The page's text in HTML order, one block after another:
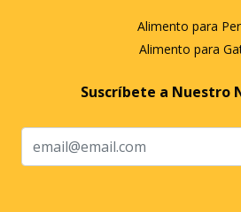
Alimento para
Alimento para
Suscríbete a Nuestro